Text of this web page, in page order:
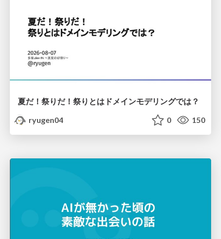
夏だ！祭りだ！祭りとはドメインモデリングでは？
ryugen04
0 150